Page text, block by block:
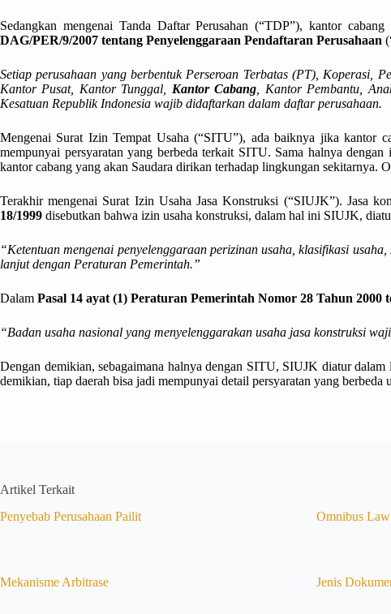
Sedangkan mengenai Tanda Daftar Perusahan (“TDP”), kantor
DAG/PER/9/2007 tentang Penyelenggaraan Pendaftaran Perusahaan
Setiap perusahaan yang berbentuk Perseroan Terbatas (PT), Koperasi,
Kantor Pusat, Kantor Tunggal, Kantor Cabang , Kantor Pembantu,
Kesatuan Republik Indonesia wajib didaftarkan dalam daftar perusahaan.
Mengenai Surat Izin Tempat Usaha (“SITU”), ada baiknya jika kantor
mempunyai persyaratan yang berbeda terkait SITU. Sama halnya
kantor cabang yang akan Saudara dirikan terhadap lingkungan
Terakhir mengenai Surat Izin Usaha Jasa Konstruksi (“SIUJK”). Jasa
18/1999 disebutkan bahwa izin usaha konstruksi, dalam hal ini SIUJK,
“Ketentuan mengenai penyelenggaraan perizinan usaha, klasifikasi
lanjut dengan Peraturan Pemerintah.”
Dalam Pasal 14 ayat (1) Peraturan Pemerintah Nomor 28 Tahun 2000
“Badan usaha nasional yang menyelenggarakan usaha jasa konstruksi
Dengan demikian, sebagaimana halnya dengan SITU, SIUJK diatur
demikian, tiap daerah bisa jadi mempunyai detail persyaratan yang
Artikel Terkait
Penyebab Perusahaan Pailit
Omnibus
Mekanisme Arbitrase Jenis